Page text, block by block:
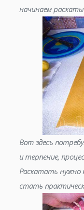
начинаем
Вот здесь
и терпение,
Раскатать нужно
стать